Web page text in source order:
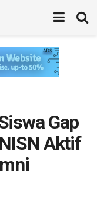
Gap
Aktif